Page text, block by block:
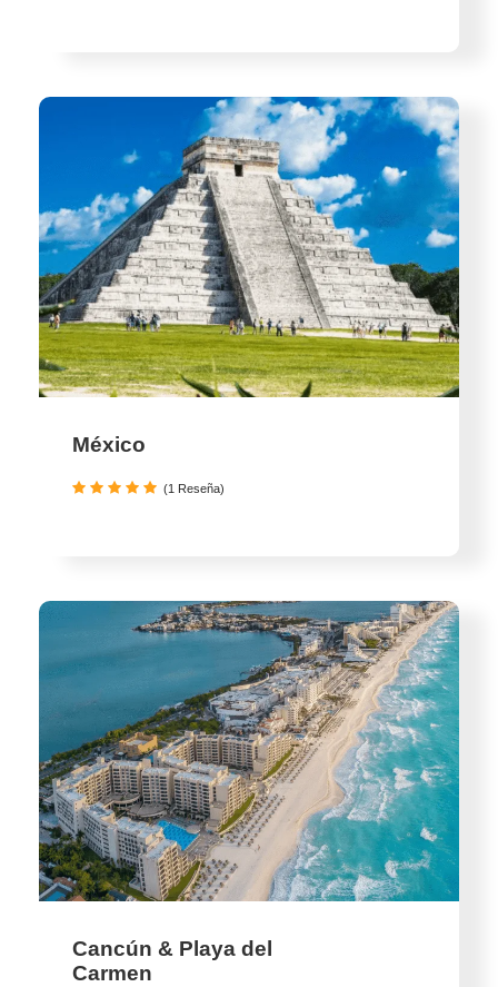
México
(1 Reseña)
Cancún & Playa del
Carmen